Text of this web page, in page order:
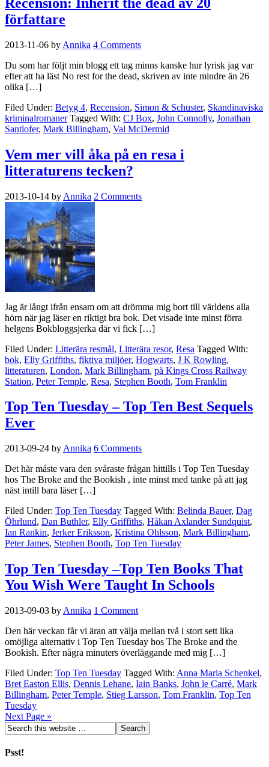
författare
2013-11-06 by Annika 4 Comments
Du som har följt min blogg ett tag minns kanske hur lyrisk jag var
efter att ha läst No rest for the dead, skriven av inte mindre än 26
olika […]
Filed Under: Betyg 4, Recension, Simon & Schuster, Skandinaviska
kriminalromaner Tagged With: CJ Box, John Connolly, Jonathan
Santlofer, Mark Billingham, Val McDermid
Vem mer vill åka på en resa i
litteraturens tecken?
2013-10-14 by Annika 2 Comments
Jag är långt ifrån ensam om att drömma mig bort till världens alla
hörn när jag läser en riktigt bra bok. Det visade inte minst förra
helgens Bokbloggsjerka där vi fick […]
Filed Under: Litterära resmål, Litterära resor, Resa Tagged With:
bok, Elly Griffiths, fiktiva miljöer, Hogwarts, J K Rowling,
litteraturen, London, Mark Billingham, på Kings Cross Railway
Station, Peter Temple, Resa, Stephen Booth, Tom Franklin
Top Ten Tuesday – Top Ten Best Sequels
Ever
2013-09-24 by Annika 6 Comments
Det här måste vara den svåraste frågan hittills i Top Ten Tuesday
hos The Broke and the Bookish , inte minst med tanke på att jag
näst intill bara läser […]
Filed Under: Top Ten Tuesday Tagged With: Belinda Bauer, Dag
Öhrlund, Dan Buthler, Elly Griffiths, Håkan Axlander Sundquist,
Ian Rankin, Jerker Eriksson, Kristina Ohlsson, Mark Billingham,
Peter James, Stephen Booth, Top Ten Tuesday
Top Ten Tuesday –Top Ten Books That
You Wish Were Taught In Schools
2013-09-03 by Annika 1 Comment
Den här veckan får vi äran att välja mellan två i stort sett lika
omöjliga alternativ i Top Ten Tuesday hos The Broke and the
Bookish. Efter några minuters överläggande med mig […]
Filed Under: Top Ten Tuesday Tagged With: Anna Maria Schenkel,
Bret Easton Ellis, Dennis Lehane, Iain Banks, John le Carré, Mark
Billingham, Peter Temple, Stieg Larsson, Tom Franklin, Top Ten
Tuesday
Next Page »
Psst!